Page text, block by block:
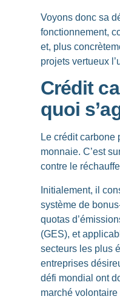
Voyons donc sa
fonctionnement,
et, plus
projets vertueux
Crédit
quoi
Le crédit carbone
monnaie. C’est
contre le
Initialement, il
système de
quotas
(GES), et
secteurs les plus
entreprises
défi mondial ont
marché